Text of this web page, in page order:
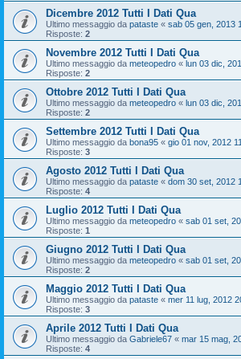
Dicembre 2012 Tutti I Dati Qua
Ultimo messaggio da pataste « sab 05 gen, 2013
Risposte: 2
Novembre 2012 Tutti I Dati Qua
Ultimo messaggio da meteopedro « lun 03 dic,
Risposte: 2
Ottobre 2012 Tutti I Dati Qua
Ultimo messaggio da meteopedro « lun 03 dic,
Risposte: 2
Settembre 2012 Tutti I Dati Qua
Ultimo messaggio da bona95 « gio 01 nov, 2012
Risposte: 3
Agosto 2012 Tutti I Dati Qua
Ultimo messaggio da pataste « dom 30 set, 2012
Risposte: 4
Luglio 2012 Tutti I Dati Qua
Ultimo messaggio da meteopedro « sab 01 set,
Risposte: 1
Giugno 2012 Tutti I Dati Qua
Ultimo messaggio da meteopedro « sab 01 set,
Risposte: 2
Maggio 2012 Tutti I Dati Qua
Ultimo messaggio da pataste « mer 11 lug, 2012
Risposte: 3
Aprile 2012 Tutti I Dati Qua
Ultimo messaggio da Gabriele67 « mar 15 mag,
Risposte: 4